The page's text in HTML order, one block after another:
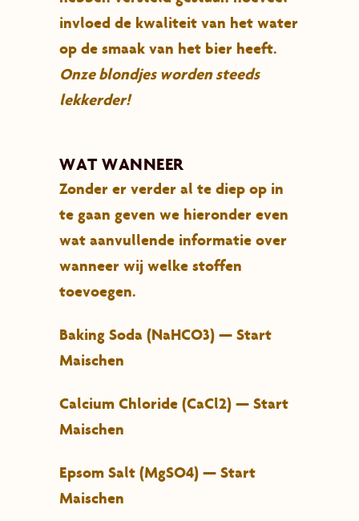
invloed de kwaliteit van het water
op de smaak van het bier heeft.
Onze blondjes worden steeds
lekkerder!
WAT WANNEER
Zonder er verder al te diep op in
te gaan geven we hieronder even
wat aanvullende informatie over
wanneer wij welke stoffen
toevoegen.
Baking Soda (NaHCO3) — Start
Maischen
Calcium Chloride (CaCl2) — Start
Maischen
Epsom Salt (MgSO4) — Start
Maischen